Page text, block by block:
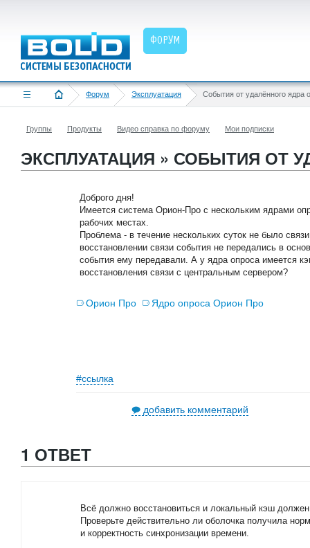
ФОРУМ
Форум Эксплуатация События от удалённого ядра
Группы Продукты Видео справка по форуму Мои подписки
ЭКСПЛУАТАЦИЯ » СОБЫТИЯ ОТ
Доброго дня!
Имеется система Орион-Про с нескольким ядрами
рабочих местах.
Проблема - в течение нескольких суток не было
восстановлении связи события не передались в
события ему передавали. А у ядра опроса имеется
восстановления связи с центральным сервером?
Орион Про Ядро опроса Орион Про
#ссылка
добавить комментарий
1 ОТВЕТ
Всё должно восстановиться и локальный кэш
Проверьте действительно ли оболочка получила
и корректность синхронизации времени.